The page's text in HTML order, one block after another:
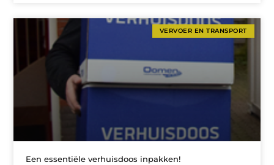
VERVOER EN TRANSPORT
Een essentiële verhuisdoos inpakken!